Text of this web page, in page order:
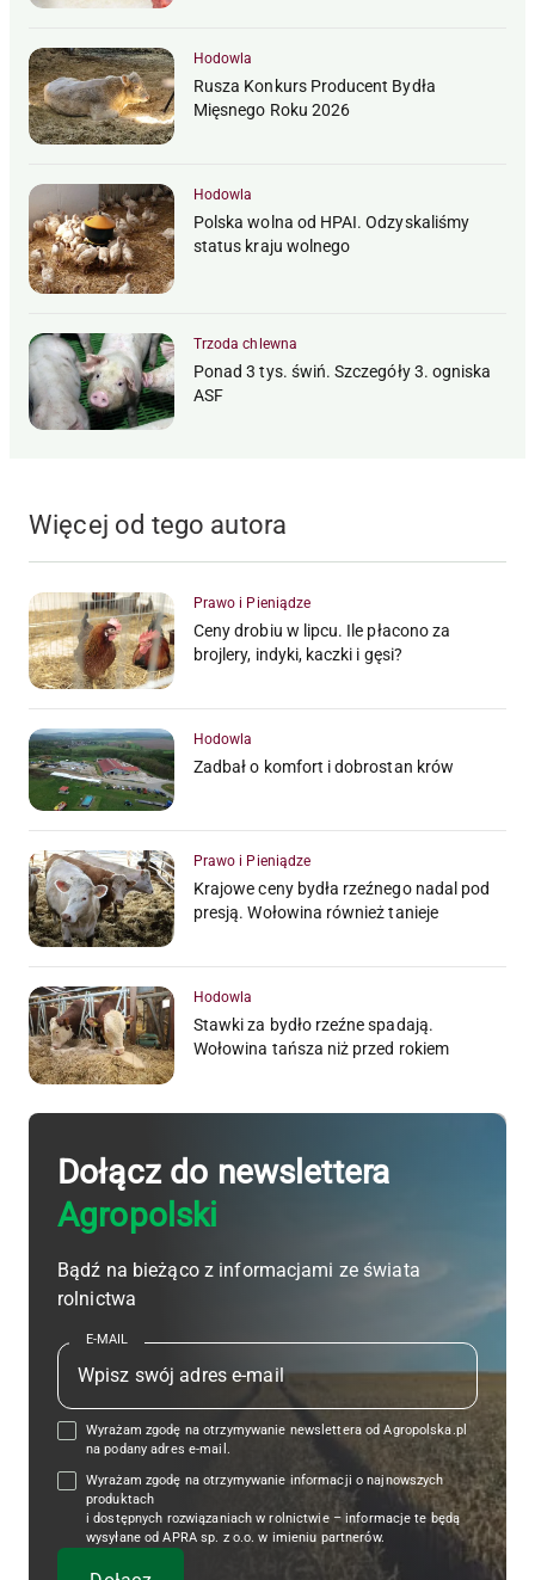
Hodowla
Rusza Konkurs Producent Bydła
Mięsnego Roku 2026
Hodowla
Polska wolna od HPAI. Odzyskaliśmy
status kraju wolnego
Trzoda chlewna
Ponad 3 tys. świń. Szczegóły 3. ogniska
ASF
Więcej od tego autora
Prawo i Pieniądze
Ceny drobiu w lipcu. Ile płacono za
brojlery, indyki, kaczki i gęsi?
Hodowla
Zadbał o komfort i dobrostan krów
Prawo i Pieniądze
Krajowe ceny bydła rzeźnego nadal pod
presją. Wołowina również tanieje
Hodowla
Stawki za bydło rzeźne spadają.
Wołowina tańsza niż przed rokiem
Dołącz do newslettera
Agropolski
Bądź na bieżąco z informacjami ze świata
rolnictwa
E-MAIL
Wyrażam zgodę na otrzymywanie newslettera od Agropolska.pl
na podany adres e-mail.
Wyrażam zgodę na otrzymywanie informacji o najnowszych
produktach
i dostępnych rozwiązaniach w rolnictwie – informacje te będą
wysyłane od APRA sp. z o.o. w imieniu partnerów.